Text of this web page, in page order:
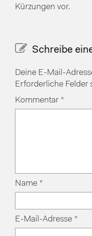
Kürzungen vor.
Schreibe
Deine E-Mail-
Erforderliche Felder
Kommentar *
Name *
E-Mail-Adresse *